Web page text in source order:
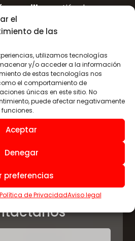
el
de las
utilizamos tecnologías
y/o acceder a la información
de estas tecnologías nos
el comportamiento de
únicas en este sitio. No
puede afectar negativamente
Aceptar
Denegar
preferencias
Política de PrivacidadAviso legal
sencilla:gestión de
permisos por perfiles o
entradas más
de accesos para un
Colegios ·
· Centros de
DE ACCESO